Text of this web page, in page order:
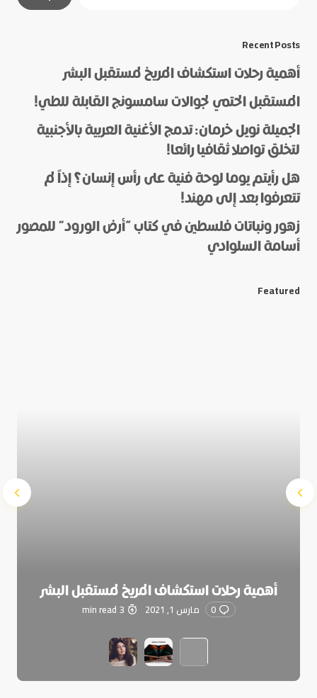
Name
*
E-mail
*
Recent Posts
أهمية رحلات استكشاف المريخ لمستقبل البشر
المستقبل الحتمي لجوالات سامسونج القابلة للطي!
الجميلة نويل خرمان: تدمج الأغنية العربية بالأجنبية
لتخلق تواصلا ثقافيا رائعا!
هل رأيتم يوما لوحة فنية على رأس إنسان؟ إذاً لم
تتعرفوا بعد إلى مهند!
زهور ونباتات فلسطين في كتاب “أرض الورود” للمصور
أسامة السلوادي
Featured
أهمية رحلات استكشاف المريخ لمستقبل البشر
0 مارس 1, 2021 3 min read